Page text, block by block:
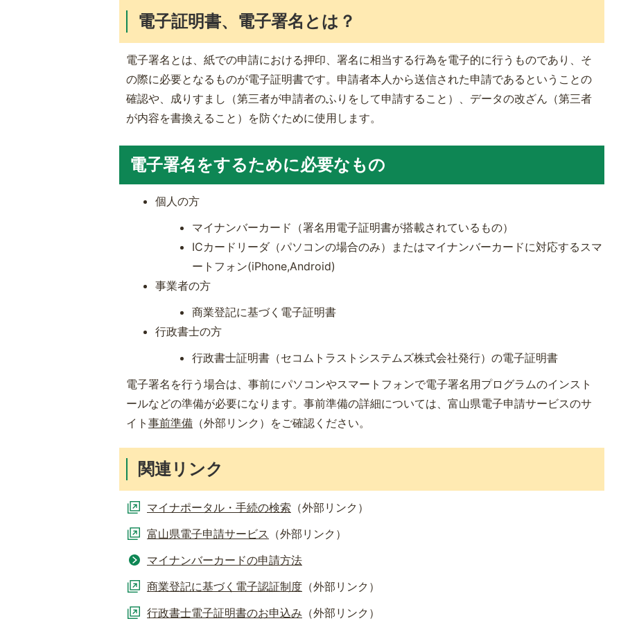
電子証明書、電子署名とは？
電子署名とは、紙での申請における押印、署名に相当する行為を電子的に行うものであり、そ
の際に必要となるものが電子証明書です。申請者本人から送信された申請であるということの
確認や、成りすまし（第三者が申請者のふりをして申請すること）、データの改ざん（第三者
が内容を書換えること）を防ぐために使用します。
電子署名をするために必要なもの
個人の方
マイナンバーカード（署名用電子証明書が搭載されているもの）
ICカードリーダ（パソコンの場合のみ）またはマイナンバーカードに対応するスマ
ートフォン(iPhone,Android)
事業者の方
商業登記に基づく電子証明書
行政書士の方
行政書士証明書（セコムトラストシステムズ株式会社発行）の電子証明書
電子署名を行う場合は、事前にパソコンやスマートフォンで電子署名用プログラムのインスト
ールなどの準備が必要になります。事前準備の詳細については、富山県電子申請サービスのサ
イト 事前準備 （外部リンク） をご確認ください。
関連リンク
マイナポータル・手続の検索 （外部リンク）
富山県電子申請サービス （外部リンク）
マイナンバーカードの申請方法
商業登記に基づく電子認証制度 （外部リンク）
行政書士電子証明書のお申込み （外部リンク）